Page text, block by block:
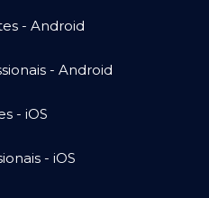
- Android
- Android
- iOS
- iOS